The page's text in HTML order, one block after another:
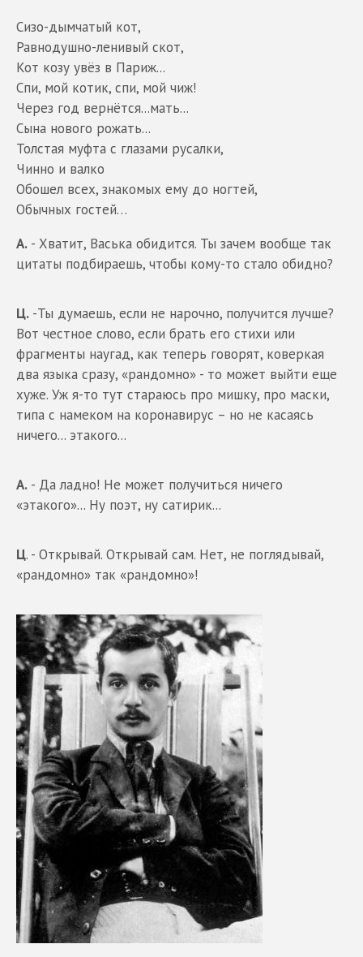
Сизо-дымчатый кот,
Равнодушно-ленивый скот,
Кот козу увёз в Париж...
Спи, мой котик, спи, мой чиж!
Через год вернётся...мать...
Сына нового рожать...
Толстая муфта с глазами русалки,
Чинно и валко
Обошел всех, знакомых ему до ногтей,
Обычных гостей…
А. - Хватит, Васька обидится. Ты зачем вообще так
цитаты подбираешь, чтобы кому-то стало обидно?
Ц. -Ты думаешь, если не нарочно, получится лучше?
Вот честное слово, если брать его стихи или
фрагменты наугад, как теперь говорят, коверкая
два языка сразу, «рандомно» - то может выйти еще
хуже. Уж я-то тут стараюсь про мишку, про маски,
типа с намеком на коронавирус – но не касаясь
ничего... этакого...
А. - Да ладно! Не может получиться ничего
«этакого»... Ну поэт, ну сатирик...
Ц. - Открывай. Открывай сам. Нет, не поглядывай,
«рандомно» так «рандомно»!